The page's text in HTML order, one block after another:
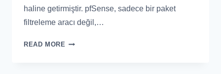
haline getirmiştir. pfSense, sadece bir paket
filtreleme aracı değil,…
READ MORE